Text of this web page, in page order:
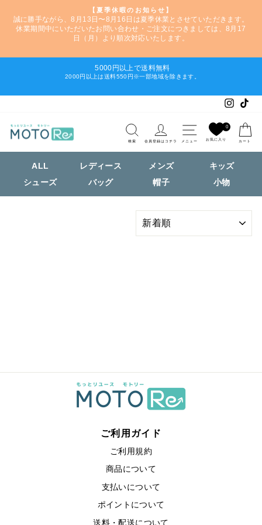
ス
ラ
ド
シ
ョ
時
停
止
【夏季休暇のお知らせ】
誠に勝手ながら、8月13日〜8月16日は夏季休業とさせていただきます。
休業期間中にいただいたお問い合わせ・ご注文につきましては、8月17
日（月）より順次対応いたします。
ス
シ
ョ
ー
停
止
5000円以上で送料無料
2000円以上は送料550円※一部地域を除きます。
検索
検索
ログイン
会員登録はコチラ
ナビゲーショ
メニュー
0
お気に入り カート
ALL レディース メンズ
キッズ
シューズ
バッグ 帽子 小物
り
ご利用ガイド
ご利用規約
商品について
支払いについて
ポイントについて
送料・配送について